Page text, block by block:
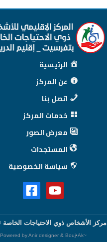
الرئيسية
عن المركز
اتصل بنا
خدمات المركز
معرض الصور
المستجدات
سياسة الخصوصية
مركز الأشخاص ذوي الاحتياجات الخاصة
~Powered by
Anir designer & Bouj•Ak